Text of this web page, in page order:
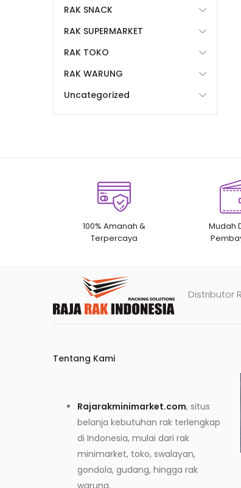
RAK SNACK
RAK SUPERMARKET
RAK TOKO
RAK WARUNG
Uncategorized
100% Amanah &
Terpercaya
Mudah
Distributor
Tentang Kami
Rajarakminimarket.com, situs
belanja kebutuhan rak terlengkap
di Indonesia, mulai dari rak
minimarket, toko, swalayan,
gondola, gudang, hingga rak
warung.